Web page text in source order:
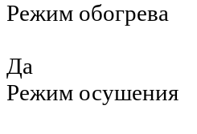
Режим обогрева
Да
Режим осушения